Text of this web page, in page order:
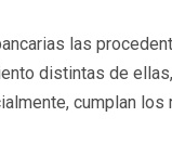
las
distintas de
cumplan